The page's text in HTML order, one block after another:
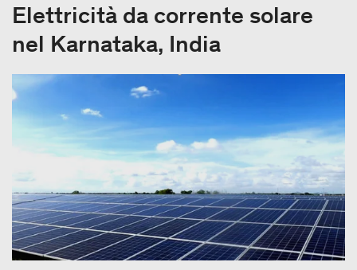
Elettricità da corrente solare
nel Karnataka, India